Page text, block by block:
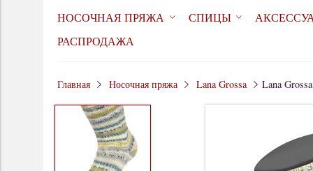
НОСОЧНАЯ ПРЯЖА СПИЦЫ
РАСПРОДАЖА
Главная Носочная пряжа Lana Grossa Lana